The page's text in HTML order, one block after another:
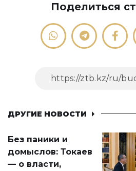
Поделиться
ДРУГИЕ НОВОСТИ
Без паники и
домыслов: Токаев
— о власти,